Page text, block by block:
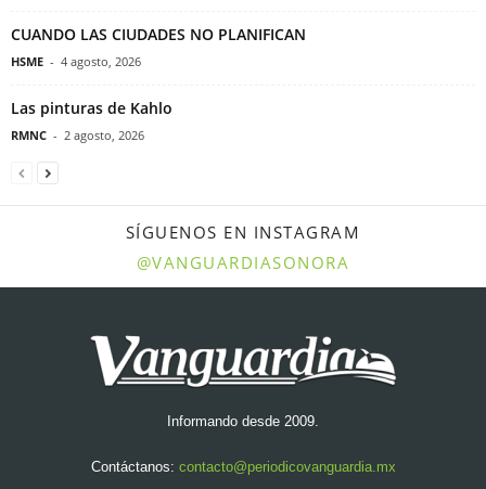
CUANDO LAS CIUDADES NO PLANIFICAN
HSME - 4 agosto, 2026
Las pinturas de Kahlo
RMNC - 2 agosto, 2026
SÍGUENOS EN INSTAGRAM
@VANGUARDIASONORA
Informando desde 2009.
Contáctanos: contacto@periodicovanguardia.mx